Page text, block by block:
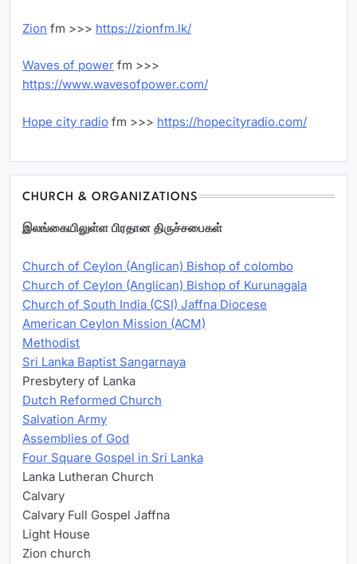
Zion fm >>> https://zionfm.lk/
Waves of power fm >>>
https://www.wavesofpower.com/
Hope city radio fm >>> https://hopecityradio.com/
CHURCH & ORGANIZATIONS
இலங்கையிலுள்ள பிரதான திருச்சபைகள்
Church of Ceylon (Anglican) Bishop of colombo
Church of Ceylon (Anglican) Bishop of Kurunagala
Church of South India (CSI) Jaffna Diocese
American Ceylon Mission (ACM)
Methodist
Sri Lanka Baptist Sangarnaya
Presbytery of Lanka
Dutch Reformed Church
Salvation Army
Assemblies of God
Four Square Gospel in Sri Lanka
Lanka Lutheran Church
Calvary
Calvary Full Gospel Jaffna
Light House
Zion church